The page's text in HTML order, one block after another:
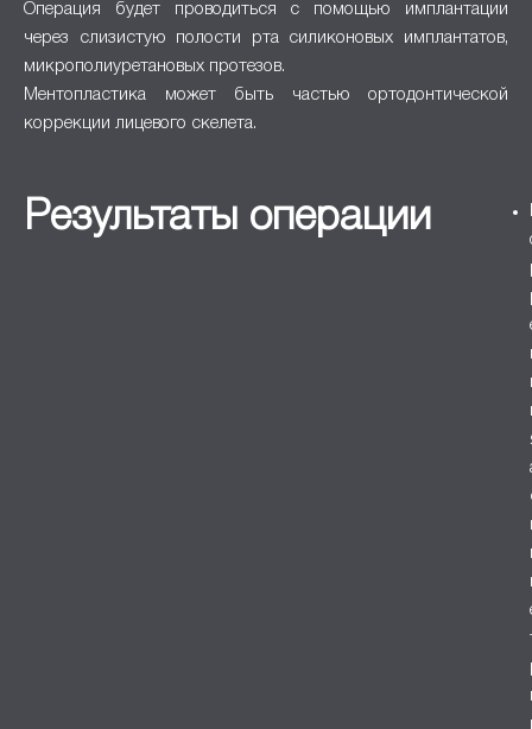
Операция будет проводиться с помощью имплантации
через слизистую полости рта силиконовых имплантатов,
микрополиуретановых протезов.
Ментопластика может быть частью ортодонтической
коррекции лицевого скелета.
Результаты операции